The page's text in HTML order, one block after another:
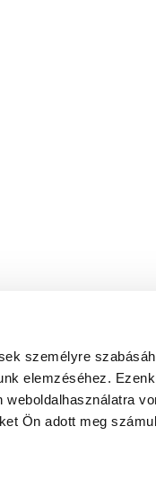
személyre
elemzéséhez.
Ön adott meg